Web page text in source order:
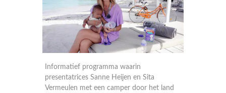
Informatief programma waarin
presentatrices Sanne Heijen en Sita
Vermeulen met een camper door het land